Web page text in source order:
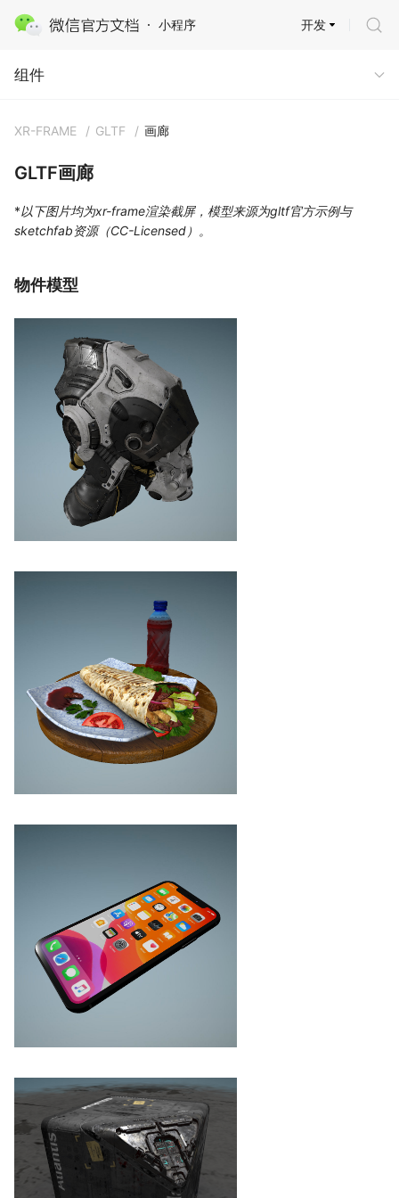
小程序
组件
开发
组件
XR-FRAME / GLTF / 画廊
GLTF画廊
*以下图片均为xr-frame渲染截屏，模型来源为gltf官方示例与
sketchfab资源（CC-Licensed）。
物件模型